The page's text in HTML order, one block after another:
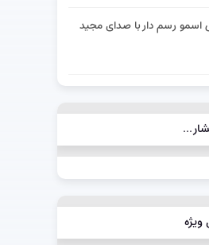
اسمو رسم دار با صدای مجید